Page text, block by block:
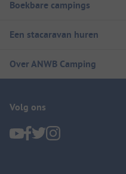
Boekbare campings
Een stacaravan huren
Over ANWB Camping
Volg ons